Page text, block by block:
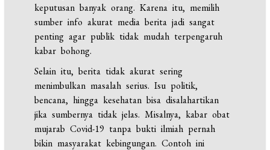
keputusan banyak orang. Karena itu, memilih
sumber info akurat media berita jadi sangat
penting agar publik tidak mudah terpengaruh
kabar bohong.
Selain itu, berita tidak akurat sering
menimbulkan masalah serius. Isu politik,
bencana, hingga kesehatan bisa disalahartikan
jika sumbernya tidak jelas. Misalnya, kabar obat
mujarab Covid-19 tanpa bukti ilmiah pernah
bikin masyarakat kebingungan. Contoh ini